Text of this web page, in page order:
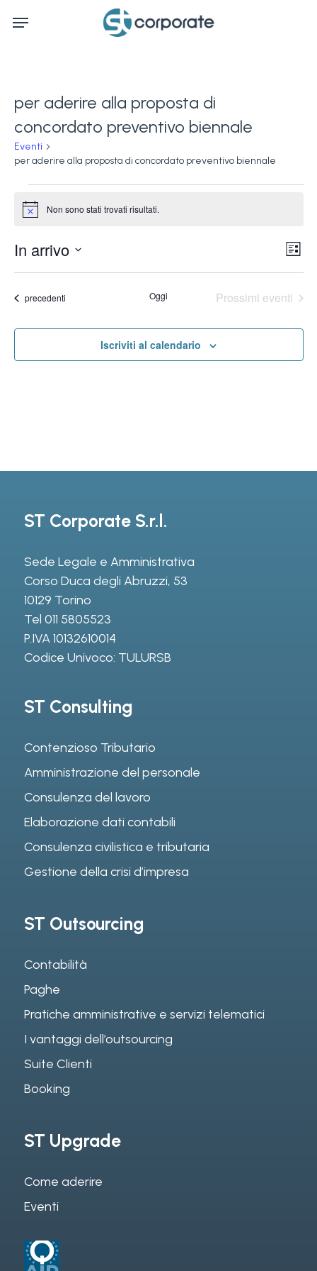
Menu
per aderire alla proposta di
concordato preventivo biennale
Eventi
per aderire alla proposta di concordato preventivo biennale
Eventi
Notice Non sono stati trovati risultati.
Lista
In arrivo
Seleziona
data.
Eventi
precedenti Oggi Prossimi eventi
Iscriviti al calendario
ST Corporate S.r.l.
Sede Legale e Amministrativa
Corso Duca degli Abruzzi, 53
10129 Torino
Tel 011 5805523
P.IVA 10132610014
Codice Univoco: TULURSB
ST Consulting
Contenzioso Tributario
Amministrazione del personale
Consulenza del lavoro
Elaborazione dati contabili
Consulenza civilistica e tributaria
Gestione della crisi d’impresa
ST Outsourcing
Contabilità
Paghe
Pratiche amministrative e servizi telematici
I vantaggi dell’outsourcing
Suite Clienti
Booking
ST Upgrade
Come aderire
Eventi